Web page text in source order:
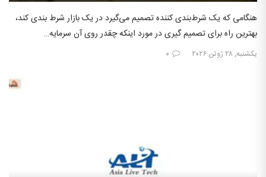
هنگامی که یک شرط‌بندی کننده تصمیم می‌گیرد در یک بازار شرط بندی کند،
بهترین راه برای تصمیم گیری در مورد اینکه چقدر روی آن سرمایه…
یکشنبه, ۲۸ ژوئن ۲۰۲۶ ۰